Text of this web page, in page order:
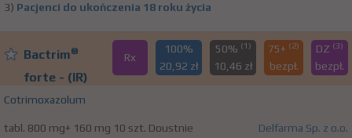
3) Pacjenci do ukończenia 18 roku życia
Bactrim®
forte - (IR)
Rx
100%
20,92 zł
50% (1)
10,46 zł
75+ (2)
bezpł.
DZ (3)
bezpł.
Cotrimoxazolum
tabl. 800 mg+ 160 mg 10 szt. Doustnie Delfarma Sp. z o.o.